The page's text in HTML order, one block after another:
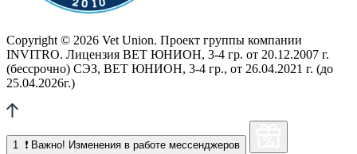
Copyright © 2026 Vet Union. Проект группы компании
INVITRO. Лицензия ВЕТ ЮНИОН, 3-4 гр. от 20.12.2007 г.
(бессрочно) СЭЗ, ВЕТ ЮНИОН, 3-4 гр., от 26.04.2021 г. (до
25.04.2026г.)
1 ❗ Важно! Изменения в работе мессенджеров